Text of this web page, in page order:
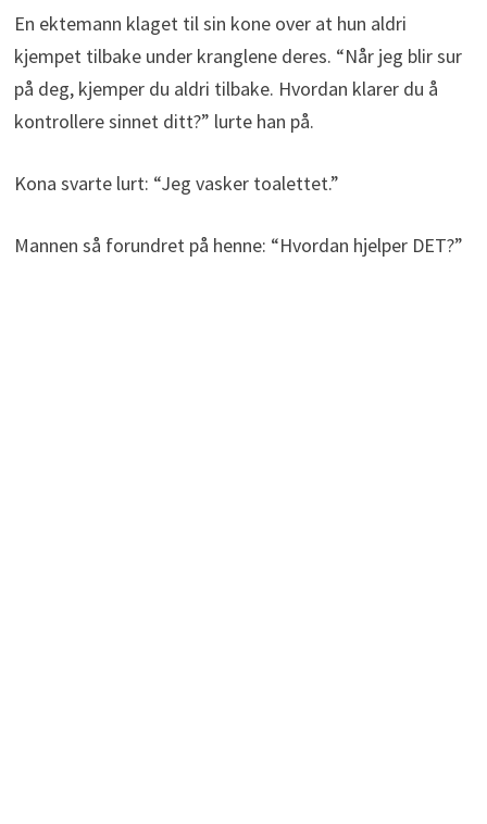
En ektemann klaget til sin kone over at hun aldri
kjempet tilbake under kranglene deres. “Når jeg blir sur
på deg, kjemper du aldri tilbake. Hvordan klarer du å
kontrollere sinnet ditt?” lurte han på.
Kona svarte lurt: “Jeg vasker toalettet.”
Mannen så forundret på henne: “Hvordan hjelper DET?”